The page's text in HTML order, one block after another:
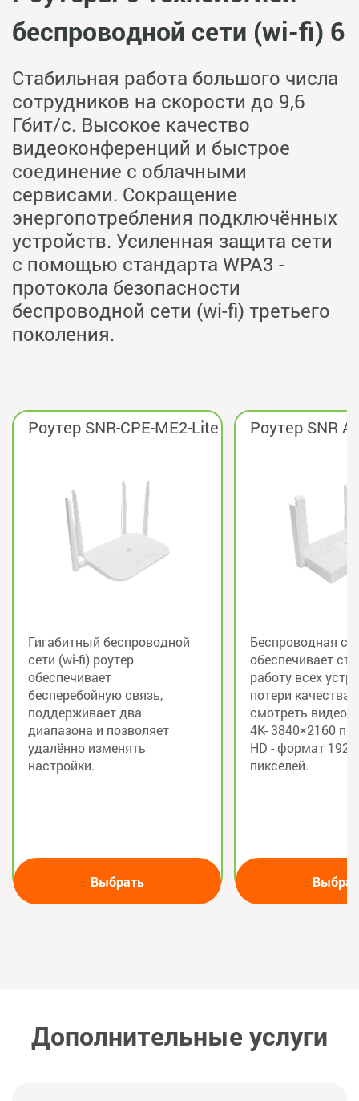
беспроводной сети (wi-fi) 6
Стабильная работа большого числа
сотрудников на скорости до 9,6
Гбит/с. Высокое качество
видеоконференций и быстрое
соединение с облачными
сервисами. Сокращение
энергопотребления подключённых
устройств. Усиленная защита сети
с помощью стандарта WPA3 -
протокола безопасности
беспроводной сети (wi-fi) третьего
поколения.
Роутер SNR-CPE-ME2-Lite
Гигабитный беспроводной
сети (wi-fi) роутер
обеспечивает
бесперебойную связь,
поддерживает два
диапазона и позволяет
удалённо изменять
настройки.
Выбрать
Роутер SNR
Беспроводная
обеспечивает
работу всех
потери
смотреть видео
4K- 3840×2160
HD - формат
пикселей.
Дополнительные услуги